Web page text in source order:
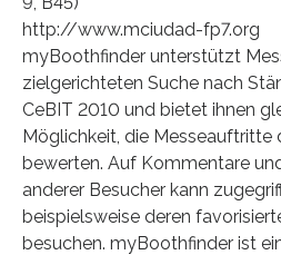
http://www.mciudad-fp7.org
myBoothfinder unterstützt
zielgerichteten Suche nach
CeBIT 2010 und bietet ihnen
Möglichkeit, die Messeauftritte
bewerten. Auf Kommentare
anderer Besucher kann
beispielsweise deren
besuchen. myBoothfinder ist